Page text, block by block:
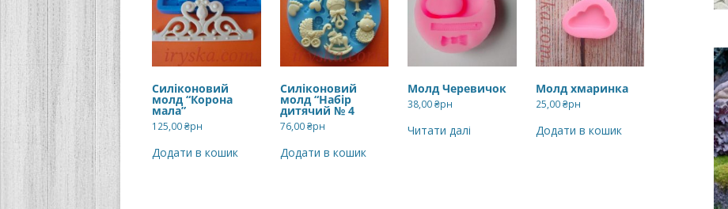
Силіконовий
молд “Корона
мала”
125,00₴рн
Додати в кошик
Силіконовий
молд “Набір
дитячий № 4
76,00₴рн
Додати в кошик
Молд Черевичок
38,00₴рн
Читати далі
Молд хмаринка
25,00₴рн
Додати в кошик